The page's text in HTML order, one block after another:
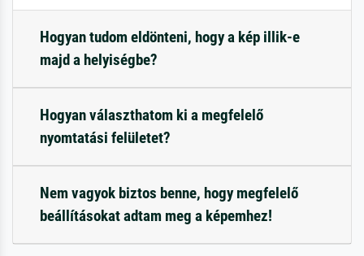
Hogyan tudom eldönteni, hogy a kép illik-e
majd a helyiségbe?
Hogyan választhatom ki a megfelelő
nyomtatási felületet?
Nem vagyok biztos benne, hogy megfelelő
beállításokat adtam meg a képemhez!